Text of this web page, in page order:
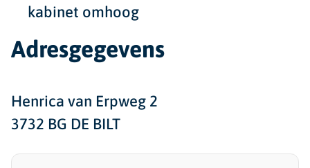
kabinet omhoog
Adresgegevens
Henrica van Erpweg 2
3732 BG DE BILT